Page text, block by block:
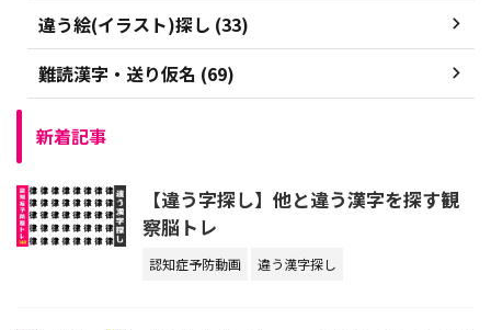
違う絵(イラスト)探し (33)
難読漢字・送り仮名 (69)
新着記事
【違う字探し】他と違う漢字を探す観
察脳トレ
認知症予防動画 違う漢字探し